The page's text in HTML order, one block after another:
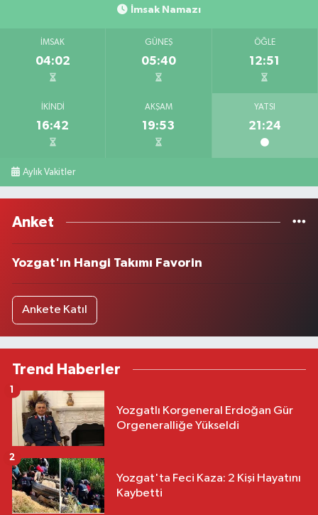
İmsak Namazı
İMSAK
04:02
GÜNEŞ
05:40
ÖĞLE
12:51
İKINDI
16:42
AKŞAM
19:53
YATSI
21:24
Aylık Vakitler
Anket
Yozgat'ın Hangi Takımı Favorin
Ankete Katıl
Trend Haberler
Yozgatlı Korgeneral Erdoğan Gür
Orgeneralliğe Yükseldi
1
Yozgat'ta Feci Kaza: 2 Kişi Hayatını
Kaybetti
2